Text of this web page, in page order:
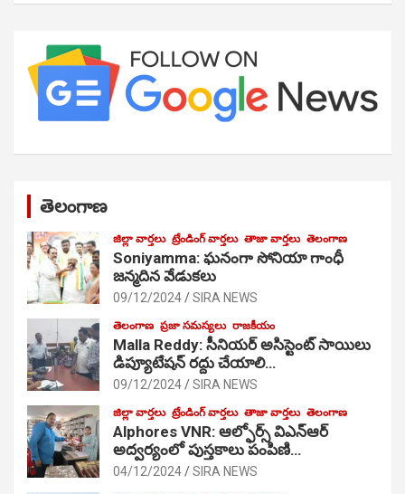
తెలంగాణ
జిల్లా వార్తలు ట్రేండింగ్ వార్తలు తాజా వార్తలు తెలంగాణ
Soniyamma: ఘ‌నంగా సోనియా గాంధీ
జ‌న్మ‌దిన వేడుక‌లు
09/12/2024 SIRA NEWS
తెలంగాణ ప్రజా సమస్యలు రాజకీయం
Malla Reddy: సీనియర్ అసిస్టెంట్ సాయిలు
డిప్యూటేషన్ రద్దు చేయాలి…
09/12/2024 SIRA NEWS
జిల్లా వార్తలు ట్రేండింగ్ వార్తలు తాజా వార్తలు తెలంగాణ
Alphores VNR: ఆల్ఫోర్స్ విఎన్ఆర్
అద్వర్యంలో పుస్తకాలు పంపిణి…
04/12/2024 SIRA NEWS